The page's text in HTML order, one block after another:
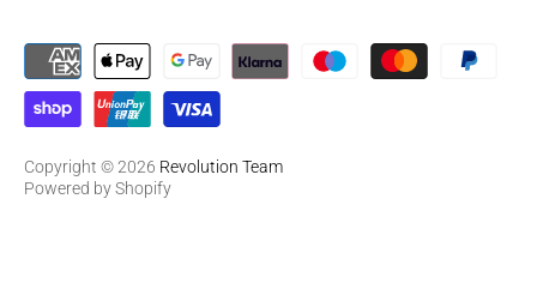
Copyright © 2026 Revolution Team
Powered by Shopify